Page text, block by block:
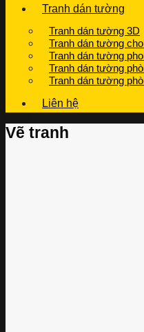
Tranh dán tường
Tranh dán tường 3D
Tranh dán tường
Tranh dán tường
Tranh dán tường
Tranh dán tường
Liên hệ
Vẽ tranh